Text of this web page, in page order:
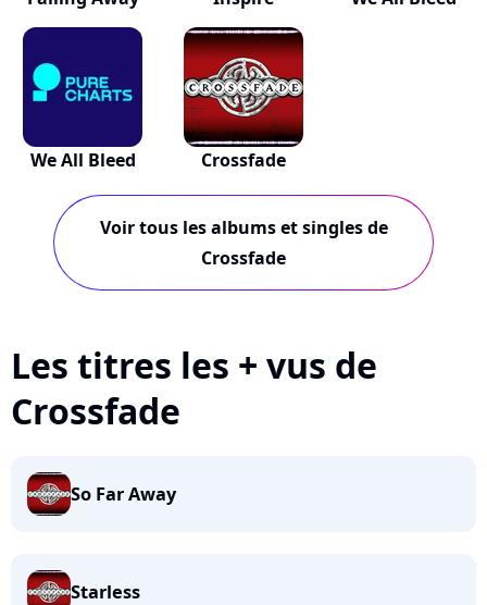
We All Bleed Crossfade
Voir tous les albums et singles de
Crossfade
Les titres les + vus de
Crossfade
So Far Away
Starless